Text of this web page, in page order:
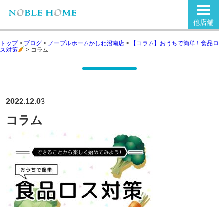
他店舗
トップ> ブログ > ノーブルホームかしわ沼南店 >
【コラム】おうちで簡単！食品ロ
ス対策
> コラム
2022.12.03
コラム